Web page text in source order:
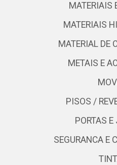
MATERIAIS
MATERIAIS
MATERIAL DE
METAIS E
PISOS /
PORTAS
SEGURANCA E